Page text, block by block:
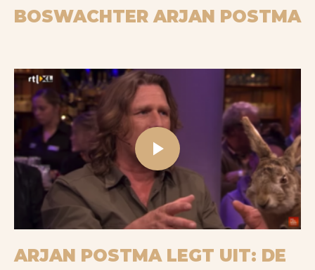
BOSWACHTER ARJAN POSTMA
Play
Bekijk op YouTube
ARJAN POSTMA LEGT UIT: DE